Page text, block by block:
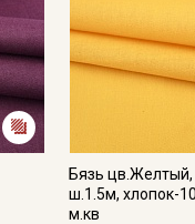
Бязь
ш.1.5м, хлопок-
м.кв